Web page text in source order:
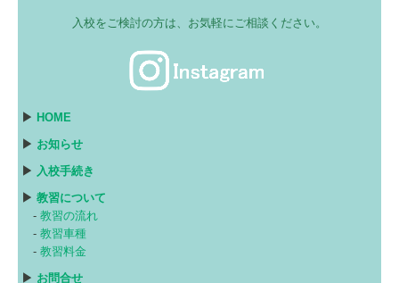
入校をご検討の方は、お気軽にご相談ください。
▶ HOME
▶ お知らせ
▶ 入校手続き
▶教習について
-教習の流れ
-教習車種
-教習料金
▶ お問合せ